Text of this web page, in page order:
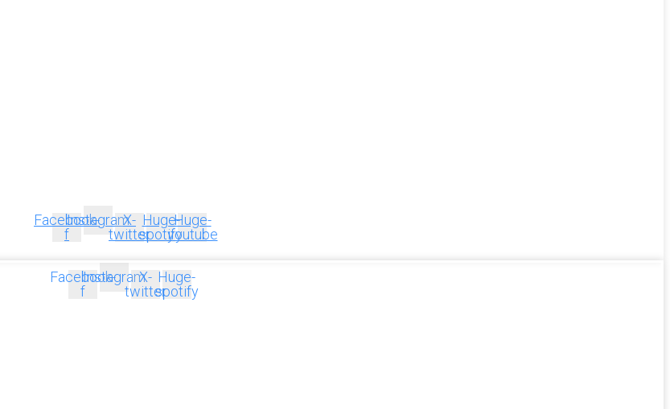
Facebook-
f
InstagramX-
twitter
Huge-
spotify
Huge-
youtube
Facebook-
f
InstagramX-
twitter
Huge-
spotify